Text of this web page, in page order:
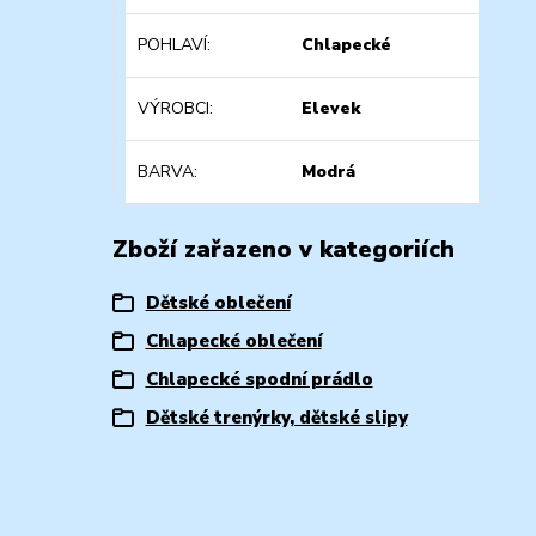
POHLAVÍ Chlapecké
VÝROBCI Elevek
BARVA Modrá
Zboží zařazeno v kategoriích
Dětské oblečení
Chlapecké oblečení
Chlapecké spodní prádlo
Dětské trenýrky, dětské slipy